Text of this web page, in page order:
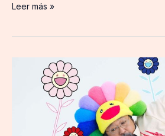
Leer más »
MURAKAMI
CASETiFY: